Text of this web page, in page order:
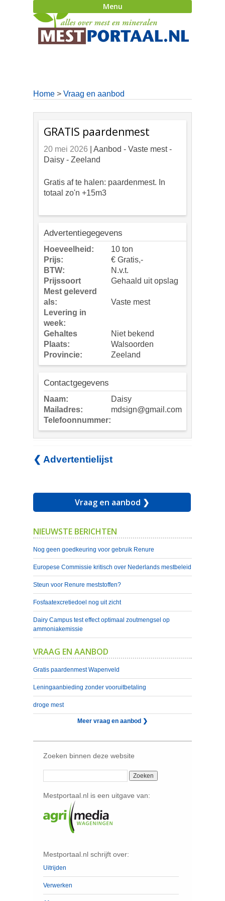
Menu
Home > Vraag en aanbod
GRATIS paardenmest
20 mei 2026 | Aanbod - Vaste mest -
Daisy - Zeeland
Gratis af te halen: paardenmest. In
totaal zo'n +15m3
Advertentiegegevens
Hoeveelheid:
10 ton
Prijs:
€ Gratis,-
BTW:
N.v.t.
Prijssoort
Gehaald uit opslag
Mest geleverd
als:
Vaste mest
Levering in
week:
Gehaltes
Niet bekend
Plaats:
Walsoorden
Provincie:
Zeeland
Contactgegevens
Naam:
Daisy
Mailadres:
mdsign@gmail.com
Telefoonnummer:
❮ Advertentielijst
Vraag en aanbod ❯
NIEUWSTE BERICHTEN
Nog geen goedkeuring voor gebruik Renure
Europese Commissie kritisch over Nederlands mestbeleid
Steun voor Renure meststoffen?
Fosfaatexcretiedoel nog uit zicht
Dairy Campus test effect optimaal zoutmengsel op
ammoniakemissie
VRAAG EN AANBOD
Gratis paardenmest Wapenveld
Leningaanbieding zonder vooruitbetaling
droge mest
Meer vraag en aanbod ❯
Zoeken binnen deze website
Mestportaal.nl is een uitgave van:
Mestportaal.nl schrijft over:
Uitrijden
Verwerken